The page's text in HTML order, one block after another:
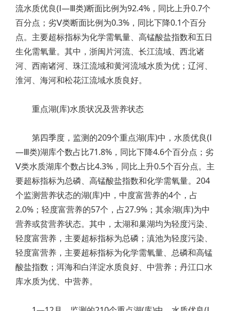
流水质优良(Ⅰ—Ⅲ类)断面比例为92.4%，同比上升0.7个
百分点；劣Ⅴ类断面比例为0.3%，同比下降0.1个百分
点。主要超标指标为化学需氧量、高锰酸盐指数和五日
生化需氧量。其中，浙闽片河流、长江流域、西北诸
河、西南诸河、珠江流域和黄河流域水质为优；辽河、
淮河、海河和松花江流域水质良好。
重点湖(库)水质状况及营养状态
第四季度，监测的209个重点湖(库)中，水质优良(Ⅰ
—Ⅲ类)湖库个数占比71.8%，同比下降4.6个百分点；劣
Ⅴ类水质湖库个数占比4.3%，同比上升0.5个百分点。主
要超标指标为总磷、高锰酸盐指数和化学需氧量。204
个监测营养状态的湖(库)中，中度富营养的4个，占
2.0%；轻度富营养的57个，占27.9%；其余湖(库)为中
营养或贫营养状态。其中，太湖和巢湖均为轻度污染、
轻度富营养，主要超标指标为总磷；滇池为轻度污染、
轻度富营养，主要超标指标为化学需氧量、总磷和高锰
酸盐指数；洱海和白洋淀水质良好、中营养；丹江口水
库水质为优、中营养。